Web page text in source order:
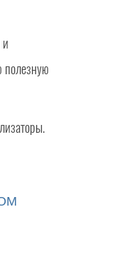
полезную